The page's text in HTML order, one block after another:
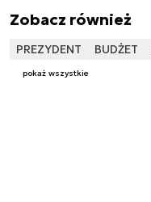
Zobacz również
PREZYDENT BUDŻET
pokaż wszystkie